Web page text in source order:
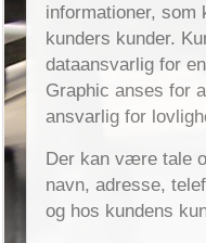
informationer, som
kunders kunder.
dataansvarlig for
Graphic anses for
ansvarlig for
Der kan være tale
navn, adresse,
og hos kundens